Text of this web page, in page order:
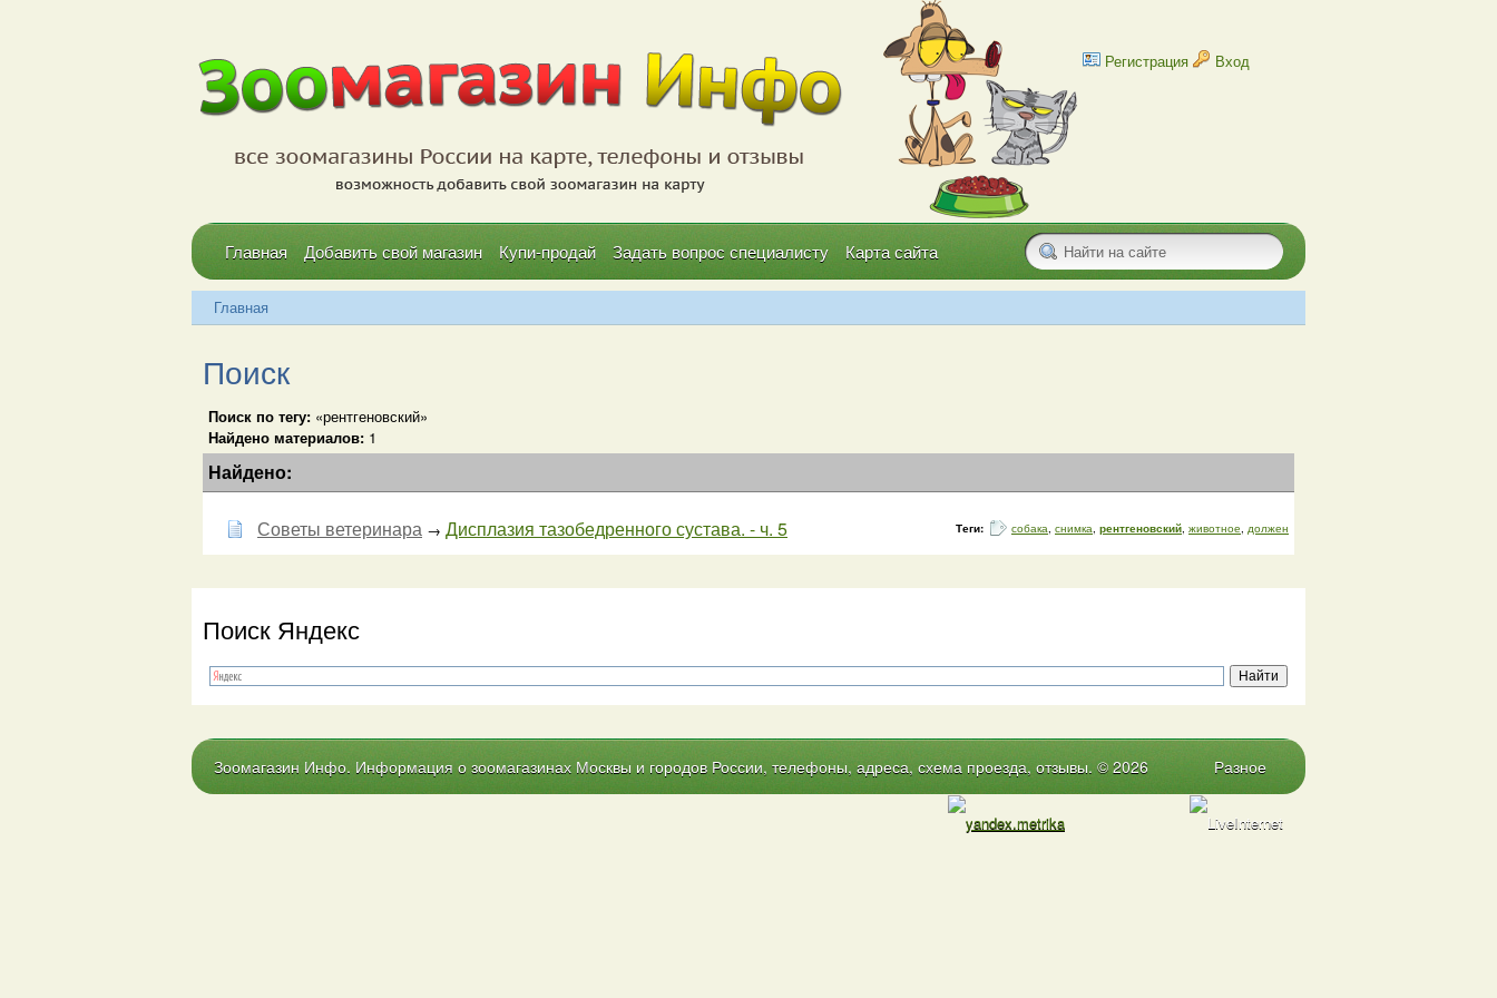
Регистрация Вход
Главная Добавить свой магазин Купи-продай Задать вопрос специалисту Карта сайта
Главная
Поиск
Поиск по тегу: «рентгеновский»
Найдено материалов: 1
Найдено:
Советы ветеринара → Дисплазия тазобедренного сустава. - ч. 5 Теги: собака, снимка, рентгеновский, животное, должен
Поиск Яндекс
Зоомагазин Инфо. Информация о зоомагазинах Москвы и городов России, телефоны, адреса, схема проезда, отзывы. © 2026 Разное